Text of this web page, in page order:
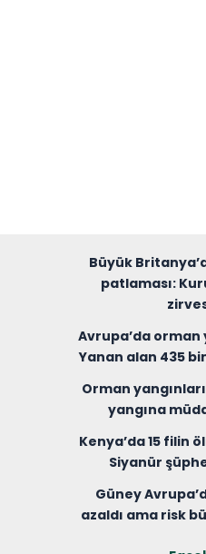
Büyük
patlaması:
Avrupa’da orman
Yanan alan 435
Orman
yangına
Kenya’da 15 filin
Siyanür
Güney
azaldı ama risk